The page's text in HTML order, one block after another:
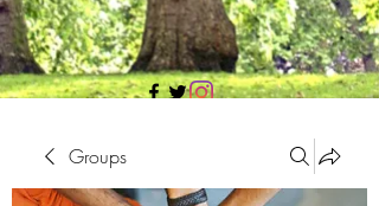
Groups